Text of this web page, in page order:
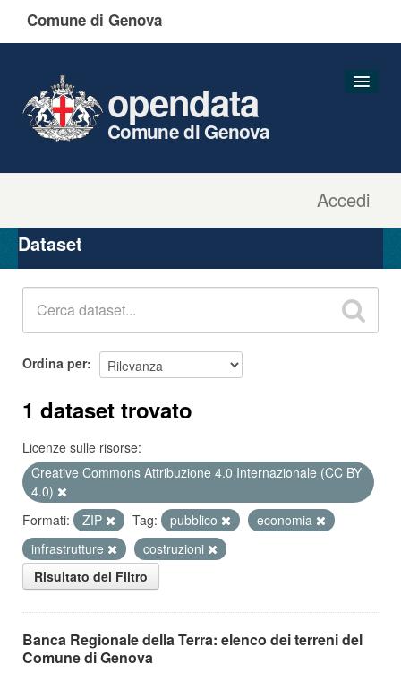
Comune di Genova
Accedi
opendata
Comune di Genova
Organizzazioni
Gruppi
Dataset
Ordina per
1 dataset trovato
Licenze sulle risorse:
Creative Commons Attribuzione 4.0 Internazionale (CC BY
4.0)
Formati:
ZIP Tag: pubblico
economia
infrastrutture
costruzioni
Risultato del Filtro
Banca Regionale della Terra: elenco dei terreni del
Comune di Genova